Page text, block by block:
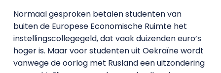
Normaal gesproken betalen studenten van
buiten de Europese Economische Ruimte het
instellingscollegegeld, dat vaak duizenden euro’s
hoger is. Maar voor studenten uit Oekraïne wordt
vanwege de oorlog met Rusland een uitzondering